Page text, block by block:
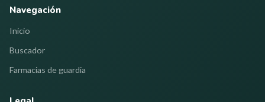
Navegación
Inicio
Buscador
Farmacias de guardia